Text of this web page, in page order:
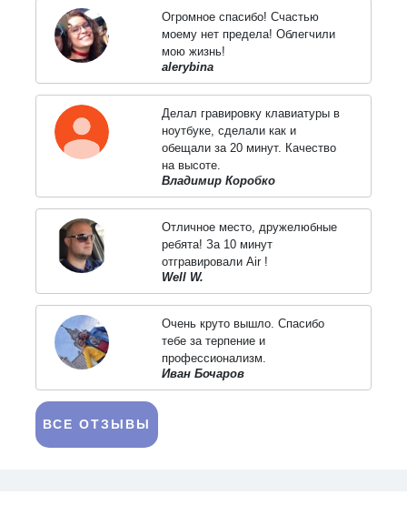
Огромное спасибо! Счастью
моему нет предела! Облегчили
мою жизнь!
alerybina
Делал гравировку клавиатуры в
ноутбуке, сделали как и
обещали за 20 минут. Качество
на высоте.
Владимир Коробко
Отличное место, дружелюбные
ребята! За 10 минут
отгравировали Air !
Well W.
Очень круто вышло. Спасибо
тебе за терпение и
профессионализм.
Иван Бочаров
ВСЕ ОТЗЫВЫ